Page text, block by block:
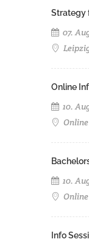
Strategy
07.
Online
10.
Online
10.
Online
Info